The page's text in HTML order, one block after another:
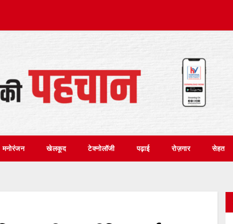
मनोरंजन खेलकूद टेक्नोलॉजी पढ़ाई रोज़गार सेहत